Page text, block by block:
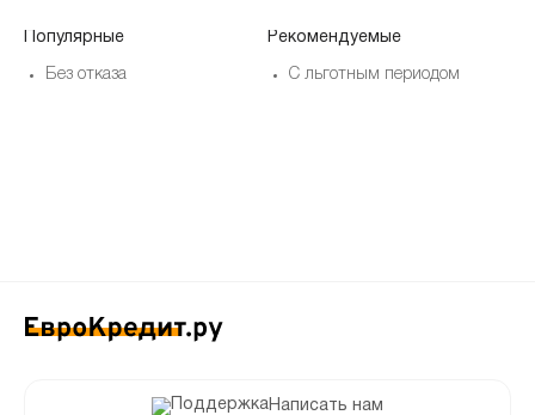
Популярные
Без отказа
Рекомендуемые
С льготным периодом
Написать нам